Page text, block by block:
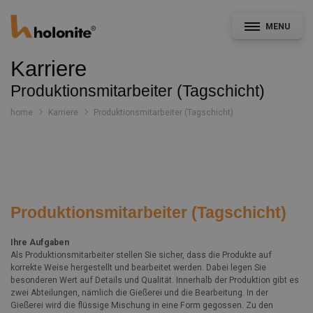
MENU
CAD- und Leistungsverzeichnisservice
Dokumentation
Nachrichten
Projekte
Karriere
Produktionsmitarbeiter (Tagschicht)
home Karriere Produktionsmitarbeiter (Tagschicht)
Produktionsmitarbeiter (Tagschicht)
Ihre Aufgaben
Als Produktionsmitarbeiter stellen Sie sicher, dass die Produkte auf
korrekte Weise hergestellt und bearbeitet werden. Dabei legen Sie
besonderen Wert auf Details und Qualität. Innerhalb der Produktion gibt es
zwei Abteilungen, nämlich die Gießerei und die Bearbeitung. In der
Gießerei wird die flüssige Mischung in eine Form gegossen. Zu den